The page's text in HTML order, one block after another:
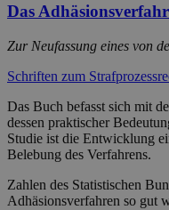
Das
Zur Neufassung eines von
Schriften zum
Das Buch befasst sich mit
dessen praktischer
Studie ist die Entwicklung
Belebung des Verfahrens.
Zahlen des Statistischen
Adhäsionsverfahren so gut